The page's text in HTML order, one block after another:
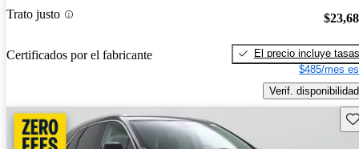
Trato justo
Certificados por el fabricante
El precio incluye tasas
$485/mes
Verif. disponibilidad